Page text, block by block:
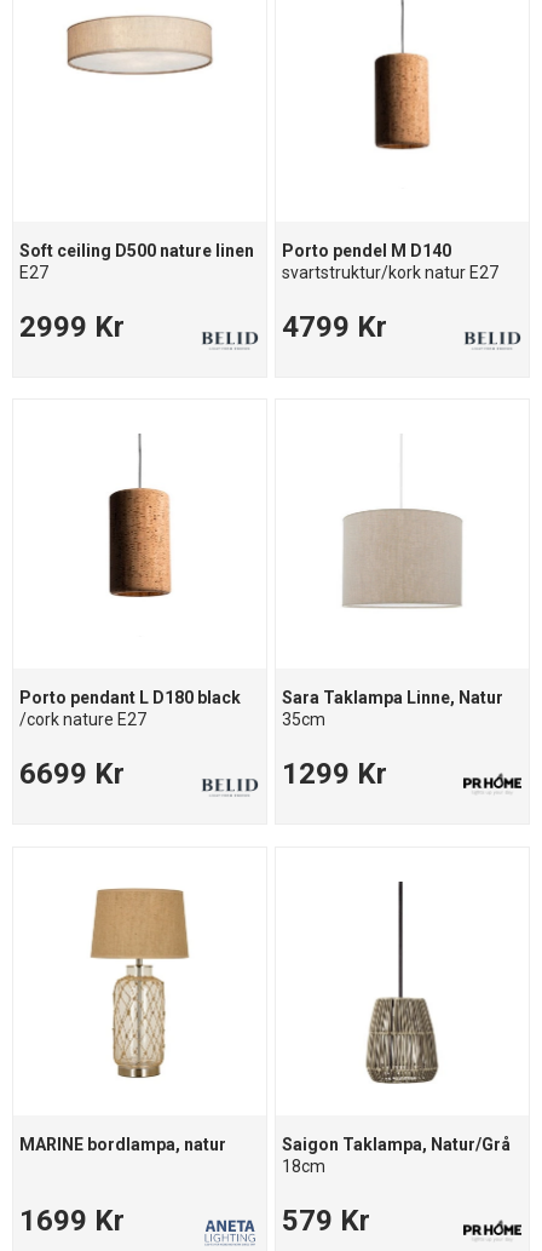
Soft ceiling D500 nature linen
E27
2999 Kr
Porto pendel M D140
svartstruktur/kork natur E27
4799 Kr
Porto pendant L D180 black
/cork nature E27
6699 Kr
Sara Taklampa Linne, Natur
35cm
1299 Kr
MARINE bordlampa, natur
1699 Kr
Saigon Taklampa, Natur/Grå
18cm
579 Kr